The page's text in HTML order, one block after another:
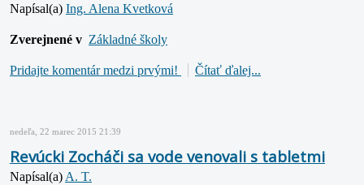
Napísal(a) Ing. Alena Kvetková
Zverejnené v Základné školy
Pridajte komentár medzi prvými! Čítať ďalej...
nedeľa, 22 marec 2015 21:39
Revúcki Zocháči sa vode venovali s tabletmi
Napísal(a) A. T.